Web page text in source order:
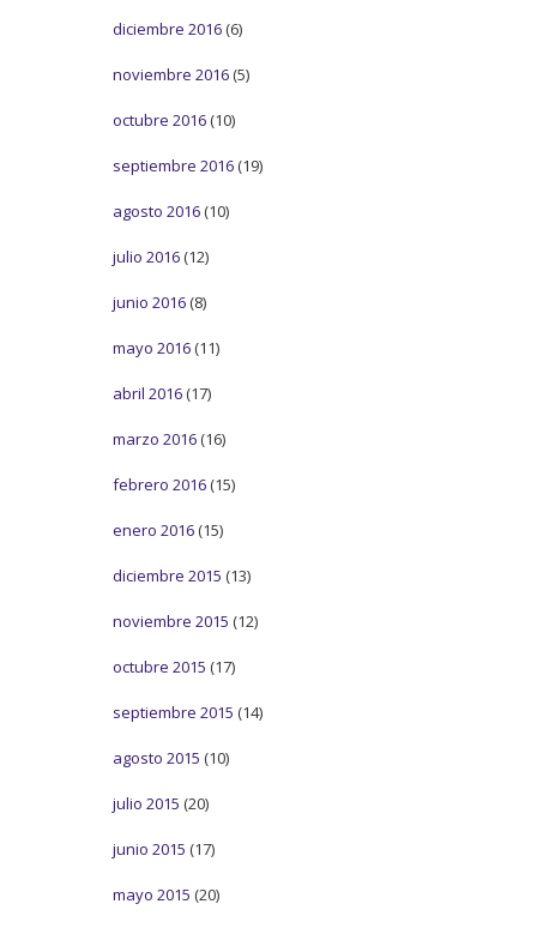
diciembre 2016 (6)
noviembre 2016 (5)
octubre 2016 (10)
septiembre 2016 (19)
agosto 2016 (10)
julio 2016 (12)
junio 2016 (8)
mayo 2016 (11)
abril 2016 (17)
marzo 2016 (16)
febrero 2016 (15)
enero 2016 (15)
diciembre 2015 (13)
noviembre 2015 (12)
octubre 2015 (17)
septiembre 2015 (14)
agosto 2015 (10)
julio 2015 (20)
junio 2015 (17)
mayo 2015 (20)